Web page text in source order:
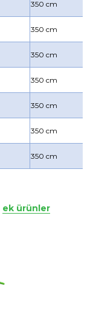
350 cm
350 cm
350 cm
350 cm
350 cm
350 cm
350 cm
ek ürünler